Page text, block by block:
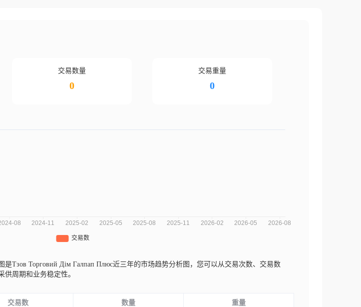
交易数量
0
交易重量
0
图是Тзов Торговий Дім Галпап Плюс近三年的市场趋势分析图，您可以从交易次数、交易数
周期和业务稳定性。
交易数 数量 重量